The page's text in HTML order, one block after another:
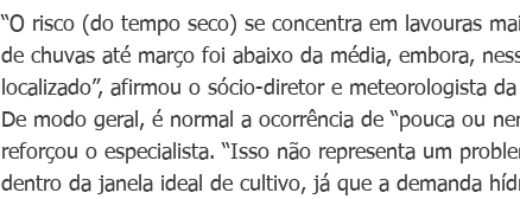
“O risco (do tempo seco) se concentra em lavouras
de chuvas até março foi abaixo da média, embora,
localizado”, afirmou o sócio-diretor e meteorologista
De modo geral, é normal a ocorrência de “pouca ou
reforçou o especialista. “Isso não representa um
dentro da janela ideal de cultivo, já que a demanda